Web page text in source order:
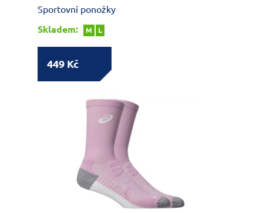
Sportovní ponožky
Skladem:
M L
449 Kč